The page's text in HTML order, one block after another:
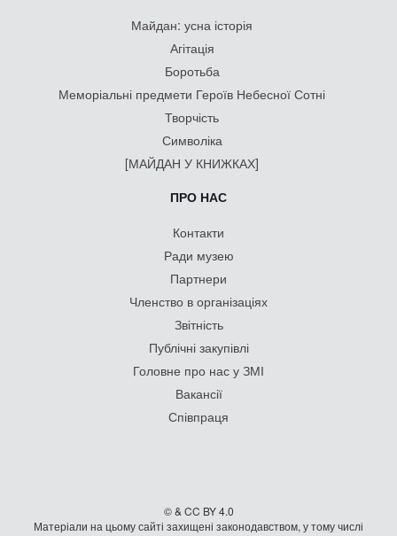
Майдан: усна історія
Агітація
Боротьба
Меморіальні предмети Героїв Небесної Сотні
Творчість
Символіка
[МАЙДАН У КНИЖКАХ]
ПРО НАС
Контакти
Ради музею
Партнери
Членство в організаціях
Звітність
Публічні закупівлі
Головне про нас у ЗМІ
Вакансії
Співпраця
© & CC BY 4.0
Матеріали на цьому сайті захищені законодавством, у тому числі